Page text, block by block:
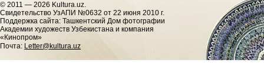
© 2011 — 2026 Kultura.uz.
Cвидетельство УзАПИ №0632 от 22 июня 2010 г.
Поддержка сайта: Ташкентский Дом фотографии
Академии художеств Узбекистана и компания
«Кинопром»
Почта: Letter@kultura.uz